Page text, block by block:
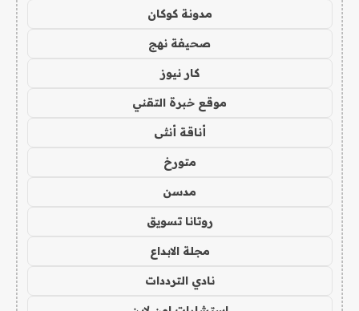
مدونة كوكان
صحيفة نهج
كار نيوز
موقع خبرة التقني
أناقة أنثى
متورخ
مدسن
روتانا تسويق
مجلة الابداع
نادي الترددات